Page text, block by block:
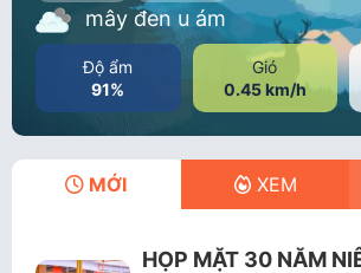
mây đen u ám
Độ ẩm
91%
Gió
0.45 km/h
MỚI XEM
HỌP MẶT 30 NĂM